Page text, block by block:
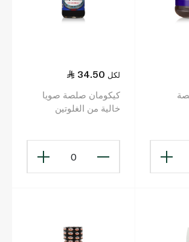
34.50 لكل
كيكومان صلصة صويا
خالية من الغلوتين
0